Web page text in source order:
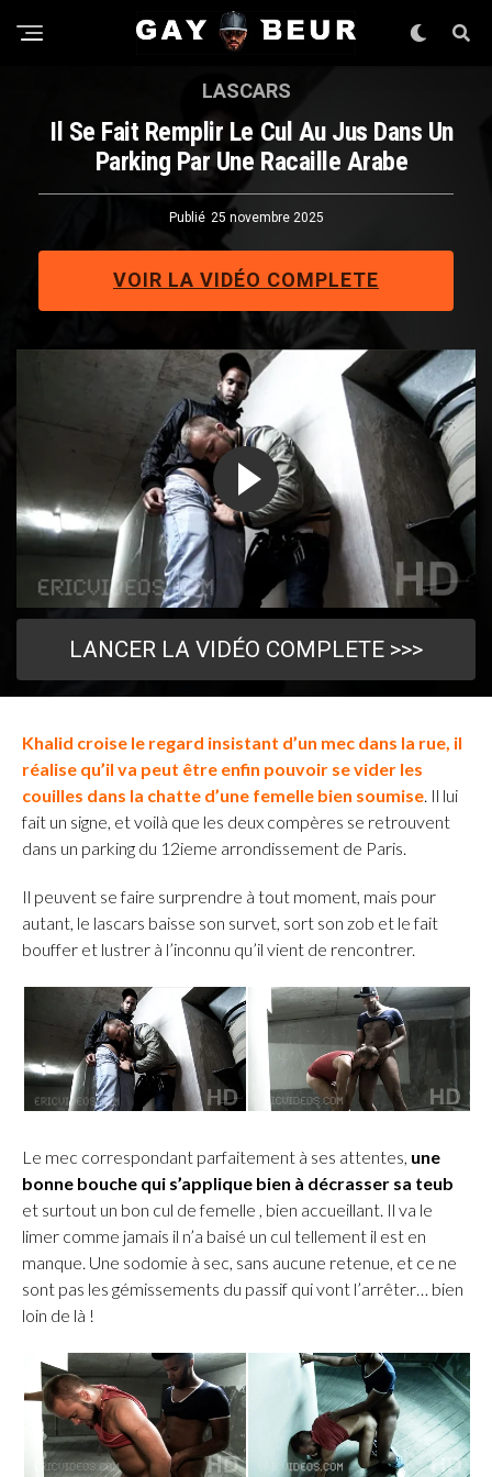
LANCER LA VIDÉO COMPLETE >>>
LASCARS
Il Se Fait Remplir Le Cul Au Jus Dans Un
Parking Par Une Racaille Arabe
Publié 25 novembre 2025
VOIR LA VIDÉO COMPLETE
Khalid croise le regard insistant d’un mec dans la rue, il
réalise qu’il va peut être enfin pouvoir se vider les
couilles dans la chatte d’une femelle bien soumise. Il lui
fait un signe, et voilà que les deux compères se retrouvent
dans un parking du 12ieme arrondissement de Paris.
Il peuvent se faire surprendre à tout moment, mais pour
autant, le lascars baisse son survet, sort son zob et le fait
bouffer et lustrer à l’inconnu qu’il vient de rencontrer.
Le mec correspondant parfaitement à ses attentes, une
bonne bouche qui s’applique bien à décrasser sa teub
et surtout un bon cul de femelle , bien accueillant. Il va le
limer comme jamais il n’a baisé un cul tellement il est en
manque. Une sodomie à sec, sans aucune retenue, et ce ne
sont pas les gémissements du passif qui vont l’arrêter… bien
loin de là !